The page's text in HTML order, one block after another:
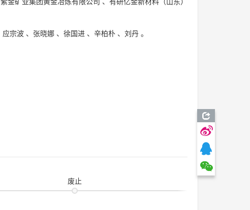
应宗波 、 张晓娜 、 徐国进 、 辛柏朴 、 刘丹 。
废止